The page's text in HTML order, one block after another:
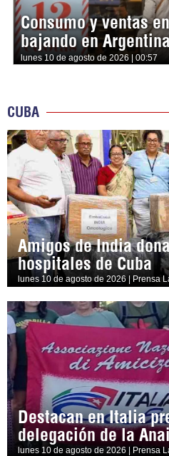
Consumo y ventas
bajando en
lunes 10 de agosto de 2026 | 00:57
CUBA
Amigos de India
hospitales de Cuba
lunes 10 de agosto de 2026 | Prensa
Destacan en Italia
delegación de la
lunes 10 de agosto de 2026 | Prensa